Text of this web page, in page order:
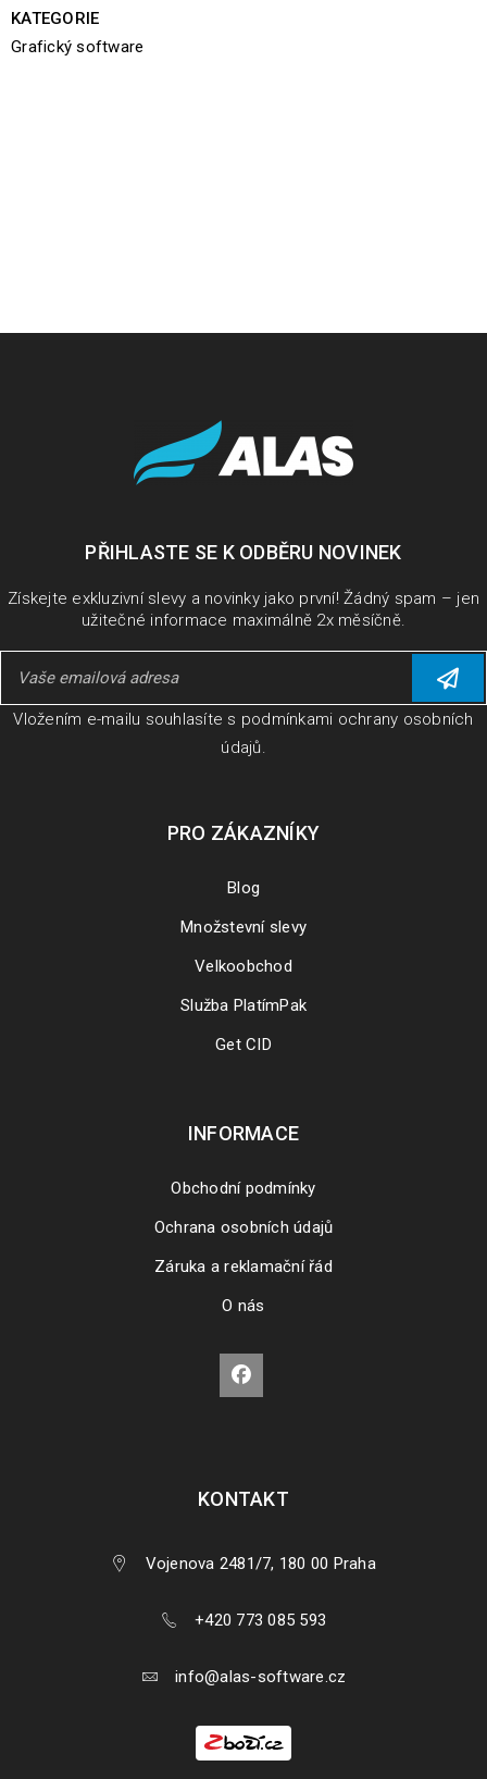
KATEGORIE
Grafický software
ODKAZY KE STAŽENÍ PRODUKTŮ ADOBE
ODKAZY KE STAŽENÍ PRODUKTŮ COREL
ODKAZY KE STAŽENÍ PRODUKTŮ ASHAMPOO
ODKAZY KE STAŽENÍ PRODUKTŮ PINNACLE STUDIO
PŘIHLASTE SE K ODBĚRU NOVINEK
Získejte exkluzivní slevy a novinky jako první! Žádný spam – jen
užitečné informace maximálně 2x měsíčně.
Vložením e-mailu souhlasíte s podmínkami ochrany osobních
údajů.
PRO ZÁKAZNÍKY
Blog
Množstevní slevy
Velkoobchod
Služba PlatímPak
Get CID
INFORMACE
Obchodní podmínky
Ochrana osobních údajů
Záruka a reklamační řád
O nás
KONTAKT
Vojenova 2481/7, 180 00 Praha
+420 773 085 593
info@alas-software.cz